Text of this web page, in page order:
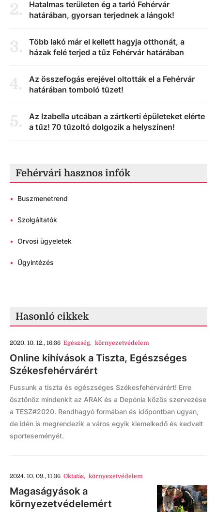
2.
Hatalmas területen ég a tarló Fehérvár
határában, gyorsan terjednek a lángok!
3.
Több lakó már el kellett hagyja otthonát, a
házak felé terjed a tűz Fehérvár határában
4.
Az összefogás erejével oltották el a Fehérvár
határában tomboló tüzet!
5.
Az Izabella utcában a zártkerti épületeket elérte
a tűz! 70 tűzoltó dolgozik a helyszínen!
Fehérvári hasznos infók
• Buszmenetrend
• Szolgáltatók
• Orvosi ügyeletek
• Ügyintézés
Hasonló cikkek
2020. 10. 12., 16:36 Egészség, környezetvédelem
Online kihívások a Tiszta, Egészséges
Székesfehérvárért
Fussunk a tiszta és egészséges Székesfehérvárért! Erre
ösztönöz mindenkit az ARAK és a Depónia közös szervezése
a TESZ#2020. Rendhagyó formában és időpontban ugyan,
de idén is megrendezik a város egyik kiemelkedő és kedvelt
sporteseményét.
2024. 10. 09., 11:36 Oktatás, környezetvédelem
Magaságyások a
környezetvédelemért